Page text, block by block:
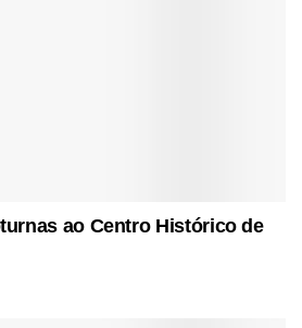
ao Centro Histórico de